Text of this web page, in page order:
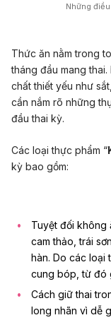
Những
Thức ăn nằm trong
tháng đầu mang
chất thiết yếu như
cần nắm rõ những
đầu thai kỳ.
Các loại thực phẩm “
kỳ bao gồm:
Tuyệt đối không
cam thảo, trái
hàn. Do các loại
cung bóp, từ đó
Cách giữ thai
long nhãn vì dễ